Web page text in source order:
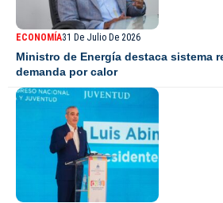
ECONOMÍA31 De Julio De 2026
Ministro de Energía destaca sistema
demanda por calor